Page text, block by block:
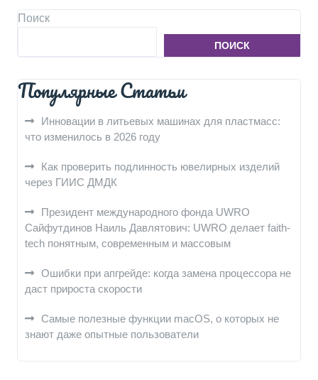
Поиск
ПОИСК
Популярные Статьи
Инновации в литьевых машинах для пластмасс:
что изменилось в 2026 году
Как проверить подлинность ювелирных изделий
через ГИИС ДМДК
Президент международного фонда UWRO
Сайфутдинов Наиль Давлятович: UWRO делает faith-
tech понятным, современным и массовым
Ошибки при апгрейде: когда замена процессора не
даст прироста скорости
Самые полезные функции macOS, о которых не
знают даже опытные пользователи